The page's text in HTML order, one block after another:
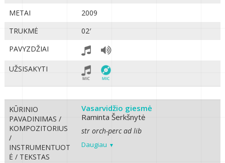
METAI
2009
TRUKMĖ
02′
PAVYZDŽIAI
UŽSISAKYTI
KŪRINIO
PAVADINIMAS /
KOMPOZITORIUS
/
INSTRUMENTUOT
Ė / TEKSTAS
Vasarvidžio giesmė
Raminta Šerkšnytė
str orch-perc ad lib
Daugiau